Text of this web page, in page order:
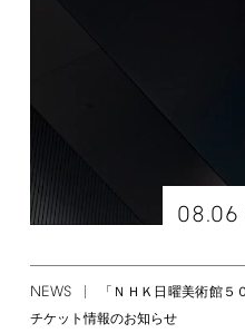
08.06
NEWS
「ＮＨＫ日曜美術館５
チケット情報のお知らせ